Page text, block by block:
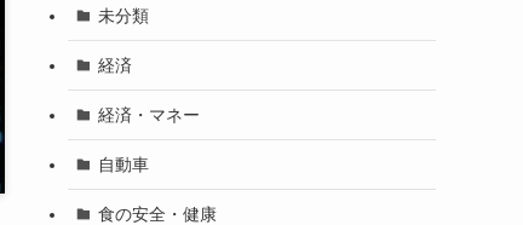
未分類
経済
経済・マネー
自動車
食の安全・健康